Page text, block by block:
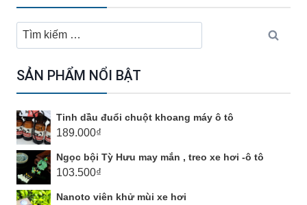
Tìm
kiếm
SẢN PHẨM NỔI BẬT
Tinh dầu đuổi chuột khoang máy ô tô
189.000₫
Ngọc bội Tỳ Hưu may mắn , treo xe hơi -ô tô
103.500₫
Nanoto viên khử mùi xe hơi